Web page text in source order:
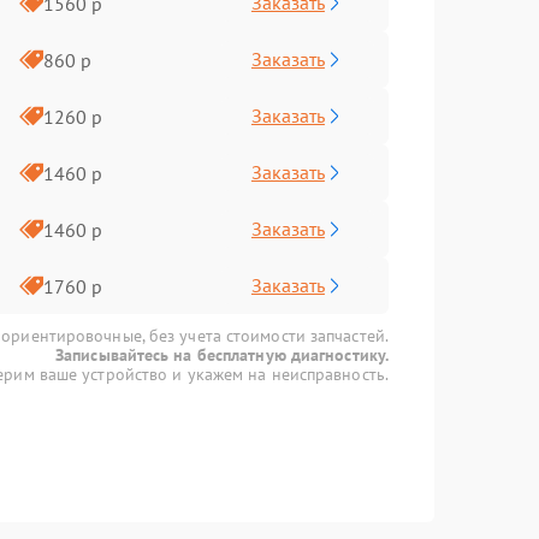
860 р Заказать
1260 р Заказать
1460 р Заказать
1460 р Заказать
1760 р Заказать
без учета стоимости запчастей.
Записывайтесь на бесплатную диагностику.
ваше устройство и укажем на неисправность.